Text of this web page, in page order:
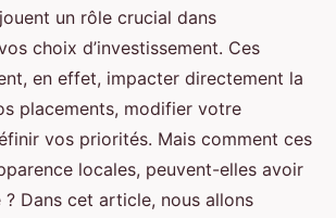
2024•5 min de lecture
un rôle crucial dans
choix d’investissement. Ces
en effet, impacter directement la
placements, modifier votre
vos priorités. Mais comment ces
locales, peuvent-elles avoir
Dans cet article, nous allons